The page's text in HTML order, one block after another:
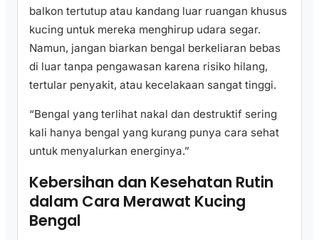
balkon tertutup atau kandang luar ruangan khusus
kucing untuk mereka menghirup udara segar.
Namun, jangan biarkan bengal berkeliaran bebas
di luar tanpa pengawasan karena risiko hilang,
tertular penyakit, atau kecelakaan sangat tinggi.
“Bengal yang terlihat nakal dan destruktif sering
kali hanya bengal yang kurang punya cara sehat
untuk menyalurkan energinya.”
Kebersihan dan Kesehatan Rutin
dalam Cara Merawat Kucing
Bengal